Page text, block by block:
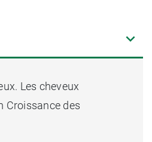
Les cheveux
Croissance des